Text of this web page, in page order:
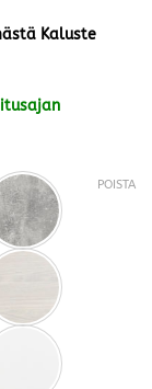
Kaluste
POISTA